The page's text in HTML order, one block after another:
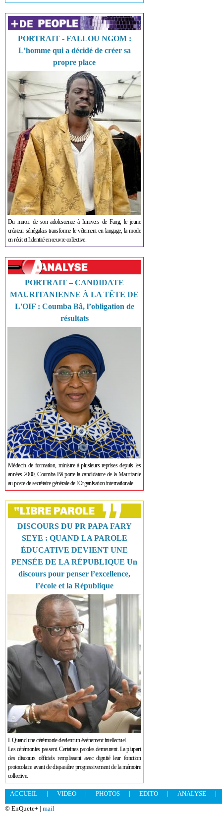
PORTRAIT - FALLOU NGOM :
L’homme qui a décidé de créer sa
propre place
Du miroir de son adolescence à l'univers de Fang, le jeune
créateur sénégalais transforme le vêtement en langage, la mode
en récit et l'identité en œuvre collective.
PORTRAIT – CANDIDATE
MAURITANIENNE À LA TÊTE DE
L'OIF : Coumba Bâ, l’obligation de
résultats
Médecin de formation, ministre à plusieurs reprises depuis les
années 2000, Coumba Bâ porte la candidature de la Mauritanie
au poste de secrétaire générale de l'Organisation internationale
DISCOURS DU PR PAPA FARY
SEYE : QUAND LA PAROLE
ÉDUCATIVE DEVIENT UNE
PENSÉE DE LA RÉPUBLIQUE Un
discours pour penser l’excellence,
l’école et la République
I. Quand une cérémonie devient un événement intellectuel
Les cérémonies passent. Certaines paroles demeurent. La plupart
des discours officiels remplissent avec dignité leur fonction
protocolaire avant de disparaître progressivement de la mémoire
collective.
ACCUEIL | VIDEO | PHOTOS | EDITO | ANALYSE
|
© EnQuete+ | mail